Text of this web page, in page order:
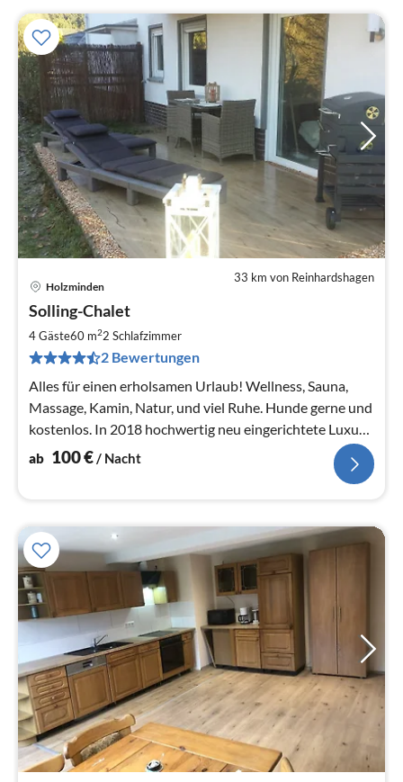
33 km von Reinhardshagen
Holzminden
Solling-Chalet
4 Gäste60 m22 Schlafzimmer
2 Bewertungen
Alles für einen erholsamen Urlaub! Wellness, Sauna,
Massage, Kamin, Natur, und viel Ruhe. Hunde gerne und
kostenlos. In 2018 hochwertig neu eingerichtete Luxus-
Ferienwohnung.
ab 100€/ Nacht